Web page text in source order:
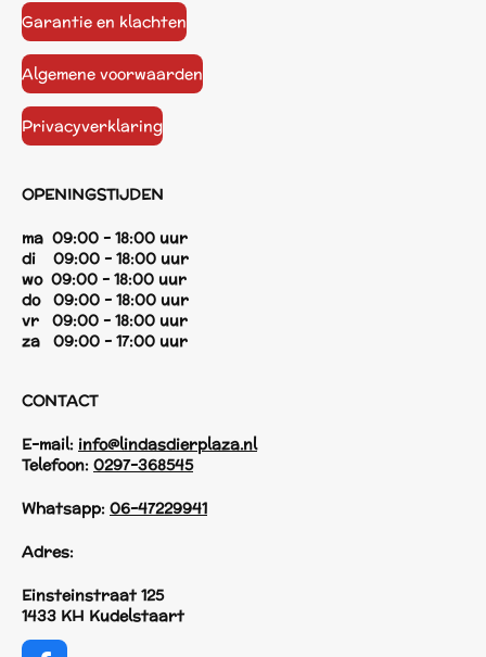
Garantie en klachten
Algemene voorwaarden
Privacyverklaring
OPENINGSTIJDEN
ma 09:00 - 18:00 uur
di 09:00 - 18:00 uur
wo 09:00 - 18:00 uur
do 09:00 - 18:00 uur
vr 09:00 - 18:00 uur
za 09:00 - 17:00 uur
CONTACT
E-mail: info@lindasdierplaza.nl
Telefoon: 0297-368545
Whatsapp: 06-47229941
Adres:
Einsteinstraat 125
1433 KH Kudelstaart